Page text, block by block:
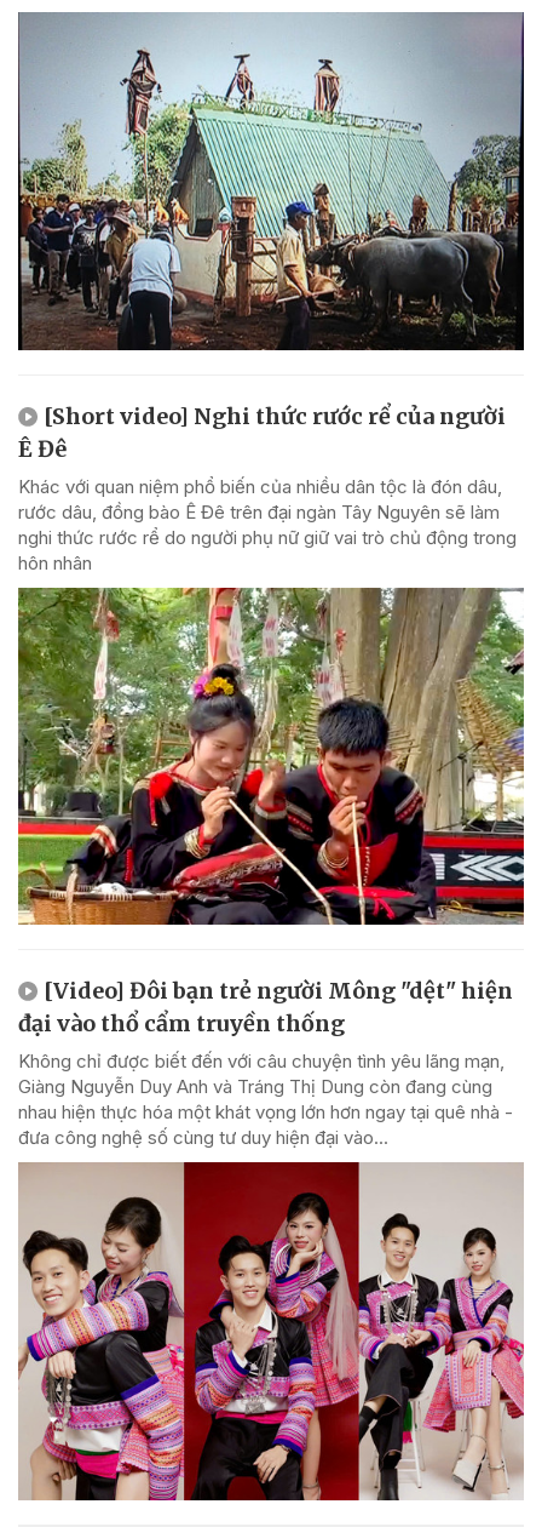
[Short video] Nghi thức rước rể của người
Ê Đê
Khác với quan niệm phổ biến của nhiều dân tộc là đón dâu,
rước dâu, đồng bào Ê Đê trên đại ngàn Tây Nguyên sẽ làm
nghi thức rước rể do người phụ nữ giữ vai trò chủ động trong
hôn nhân
[Video] Đôi bạn trẻ người Mông "dệt" hiện
đại vào thổ cẩm truyền thống
Không chỉ được biết đến với câu chuyện tình yêu lãng mạn,
Giàng Nguyễn Duy Anh và Tráng Thị Dung còn đang cùng
nhau hiện thực hóa một khát vọng lớn hơn ngay tại quê nhà -
đưa công nghệ số cùng tư duy hiện đại vào...